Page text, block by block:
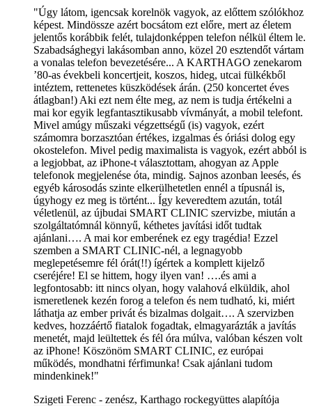
"Úgy látom, igencsak korelnök vagyok, az előttem szólókhoz
képest. Mindössze azért bocsátom ezt előre, mert az életem
jelentős korábbik felét, tulajdonképpen telefon nélkül éltem le.
Szabadsághegyi lakásomban anno, közel 20 esztendőt vártam
a vonalas telefon bevezetésére... A KARTHAGO zenekarom
’80-as évekbeli koncertjeit, koszos, hideg, utcai fülkékből
intéztem, rettenetes küszködések árán. (250 koncertet éves
átlagban!) Aki ezt nem élte meg, az nem is tudja értékelni a
mai kor egyik legfantasztikusabb vívmányát, a mobil telefont.
Mivel amúgy műszaki végzettségű (is) vagyok, ezért
számomra borzasztóan értékes, izgalmas és óriási dolog egy
okostelefon. Mivel pedig maximalista is vagyok, ezért abból is
a legjobbat, az iPhone-t választottam, ahogyan az Apple
telefonok megjelenése óta, mindig. Sajnos azonban leesés, és
egyéb károsodás szinte elkerülhetetlen ennél a típusnál is,
úgyhogy ez meg is történt... Így keveredtem azután, totál
véletlenül, az újbudai SMART CLINIC szervizbe, miután a
szolgáltatómnál könnyű, kéthetes javítási időt tudtak
ajánlani…. A mai kor emberének ez egy tragédia! Ezzel
szemben a SMART CLINIC-nél, a legnagyobb
meglepetésemre fél órát(!!) ígértek a komplett kijelző
cseréjére! El se hittem, hogy ilyen van! ….és ami a
legfontosabb: itt nincs olyan, hogy valahová elküldik, ahol
ismeretlenek kezén forog a telefon és nem tudható, ki, miért
láthatja az ember privát és bizalmas dolgait…. A szervizben
kedves, hozzáértő fiatalok fogadtak, elmagyarázták a javítás
menetét, majd leültettek és fél óra múlva, valóban készen volt
az iPhone! Köszönöm SMART CLINIC, ez európai
működés, mondhatni férfimunka! Csak ajánlani tudom
mindenkinek!"
Szigeti Ferenc - zenész, Karthago rockegyüttes alapítója